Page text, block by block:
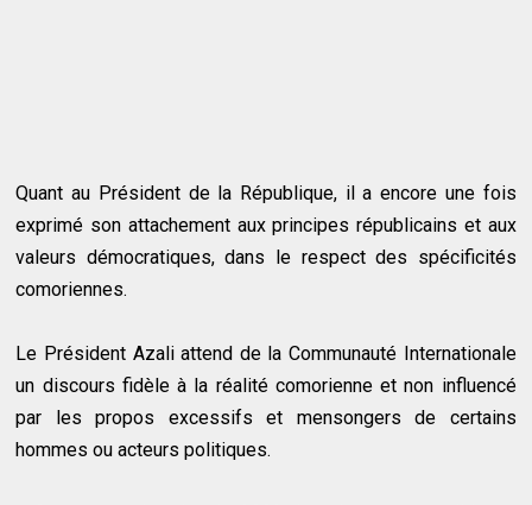
Quant au Président de la République, il a encore une fois
exprimé son attachement aux principes républicains et aux
valeurs démocratiques, dans le respect des spécificités
comoriennes.
Le Président Azali attend de la Communauté Internationale
un discours fidèle à la réalité comorienne et non influencé
par les propos excessifs et mensongers de certains
hommes ou acteurs politiques.